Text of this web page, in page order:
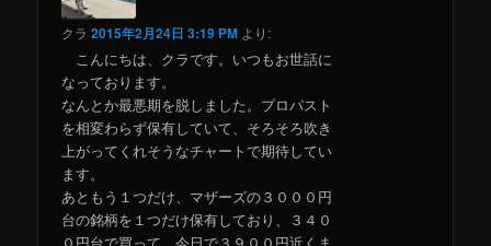
クラ 2015年2月24日 3:19 PM より:
こんにちは、クラです。いつもお世話に
なっております。
なんとか最悪期を脱しました。プロパスト
を相変わらず保有していて、そろそろ吹き
上がってくれそうなチャートで期待してい
ます。
あともう１つだけ、マザーズの３０００円
台の銘柄を１つだけ保有しており、３４０